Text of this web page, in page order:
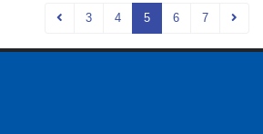
3 4 5 6 7